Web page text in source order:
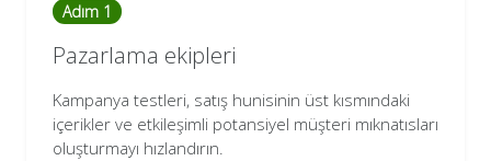
Adım 1
Pazarlama ekipleri
Kampanya testleri, satış hunisinin üst kısmındaki
içerikler ve etkileşimli potansiyel müşteri mıknatısları
oluşturmayı hızlandırın.